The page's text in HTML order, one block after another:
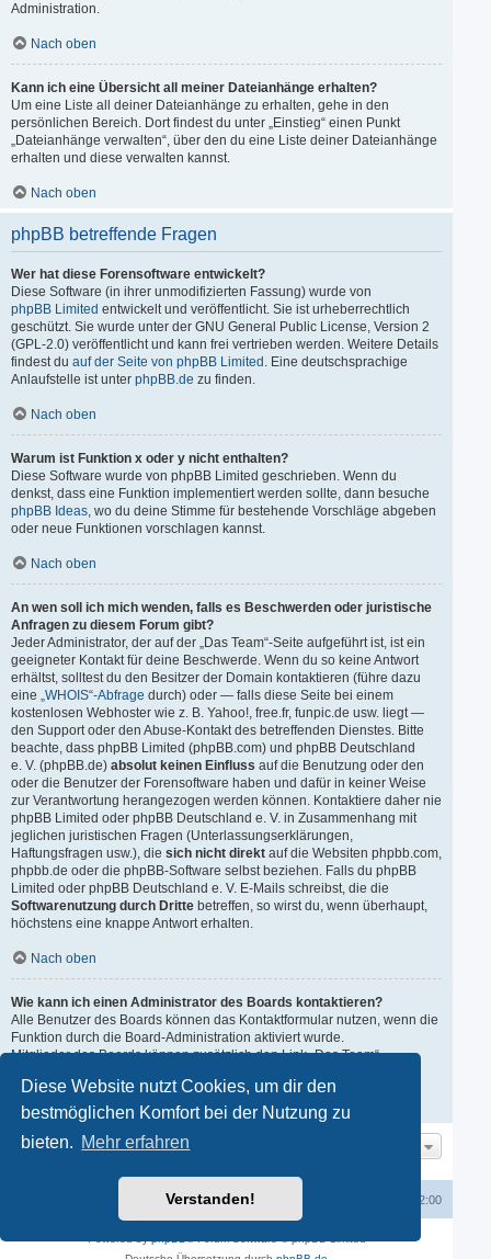
Diese Website nutzt Cookies, um dir den
bestmöglichen Komfort bei der Nutzung zu
bieten. Mehr erfahren
Verstanden!
Administration.
Nach oben
Kann ich eine Übersicht all meiner Dateianhänge erhalten?
Um eine Liste all deiner Dateianhänge zu erhalten, gehe in den
persönlichen Bereich. Dort findest du unter „Einstieg“ einen Punkt
„Dateianhänge verwalten“, über den du eine Liste deiner Dateianhänge
erhalten und diese verwalten kannst.
Nach oben
phpBB betreffende Fragen
Wer hat diese Forensoftware entwickelt?
Diese Software (in ihrer unmodifizierten Fassung) wurde von
phpBB Limited entwickelt und veröffentlicht. Sie ist urheberrechtlich
geschützt. Sie wurde unter der GNU General Public License, Version 2
(GPL-2.0) veröffentlicht und kann frei vertrieben werden. Weitere Details
findest du auf der Seite von phpBB Limited . Eine deutschsprachige
Anlaufstelle ist unter phpBB.de zu finden.
Nach oben
Warum ist Funktion x oder y nicht enthalten?
Diese Software wurde von phpBB Limited geschrieben. Wenn du
denkst, dass eine Funktion implementiert werden sollte, dann besuche
phpBB Ideas, wo du deine Stimme für bestehende Vorschläge abgeben
oder neue Funktionen vorschlagen kannst.
Nach oben
An wen soll ich mich wenden, falls es Beschwerden oder juristische
Anfragen zu diesem Forum gibt?
Jeder Administrator, der auf der „Das Team“-Seite aufgeführt ist, ist ein
geeigneter Kontakt für deine Beschwerde. Wenn du so keine Antwort
erhältst, solltest du den Besitzer der Domain kontaktieren (führe dazu
eine „WHOIS“-Abfrage durch) oder — falls diese Seite bei einem
kostenlosen Webhoster wie z. B. Yahoo!, free.fr, funpic.de usw. liegt —
den Support oder den Abuse-Kontakt des betreffenden Dienstes. Bitte
beachte, dass phpBB Limited (phpBB.com) und phpBB Deutschland
e. V. (phpBB.de) absolut keinen Einfluss auf die Benutzung oder den
oder die Benutzer der Forensoftware haben und dafür in keiner Weise
zur Verantwortung herangezogen werden können. Kontaktiere daher nie
phpBB Limited oder phpBB Deutschland e. V. in Zusammenhang mit
jeglichen juristischen Fragen (Unterlassungserklärungen,
Haftungsfragen usw.), die sich nicht direkt auf die Websiten phpbb.com,
phpbb.de oder die phpBB-Software selbst beziehen. Falls du phpBB
Limited oder phpBB Deutschland e. V. E-Mails schreibst, die die
Softwarenutzung durch Dritte betreffen, so wirst du, wenn überhaupt,
höchstens eine knappe Antwort erhalten.
Nach oben
Wie kann ich einen Administrator des Boards kontaktieren?
Alle Benutzer des Boards können das Kontaktformular nutzen, wenn die
Funktion durch die Board-Administration aktiviert wurde.
Mitglieder des Boards können zusätzlich den Link „Das Team“
Nach oben
UTC+02:00
Kontakt